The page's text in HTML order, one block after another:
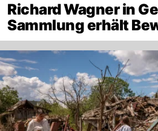
Richard Wagner in
Sammlung erhält